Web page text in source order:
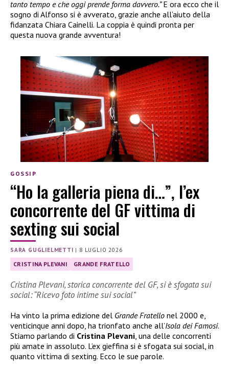
tanto tempo e che oggi prende forma davvero.”E ora ecco che il
sogno di Alfonso si è avverato, grazie anche all’aiuto della
fidanzata Chiara Cainelli. La coppia è quindi pronta per
questa nuova grande avventura!
GOSSIP
“Ho la galleria piena di…”, l’ex
concorrente del GF vittima di
sexting sui social
SARA GUGLIELMETTI | 8 LUGLIO 2026
CRISTINA PLEVANI GRANDE FRATELLO
Cristina Plevani, storica concorrente del GF, si è sfogata sui
social: “Ricevo foto intime sui social”
Ha vinto la prima edizione del Grande Fratello nel 2000 e,
venticinque anni dopo, ha trionfato anche all’Isola dei Famosi.
Stiamo parlando di Cristina Plevani , una delle concorrenti
più amate in assoluto. L’ex gieffina si è sfogata sui social, in
quanto vittima di sexting. Ecco le sue parole.